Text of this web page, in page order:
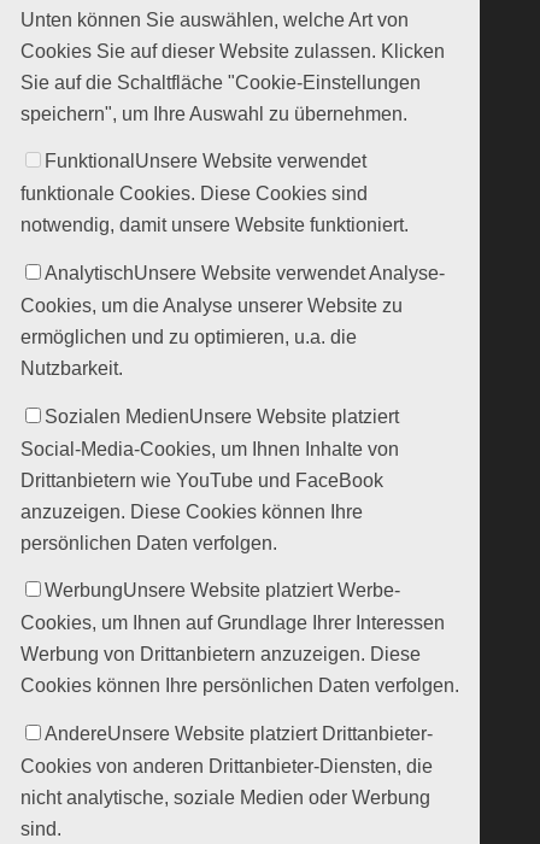
Unten können Sie auswählen, welche Art von
Cookies Sie auf dieser Website zulassen. Klicken
Sie auf die Schaltfläche "Cookie-Einstellungen
speichern", um Ihre Auswahl zu übernehmen.
Funktional Unsere Website verwendet
funktionale Cookies. Diese Cookies sind
notwendig, damit unsere Website funktioniert.
AnalytischUnsere Website verwendet Analyse-
Cookies, um die Analyse unserer Website zu
ermöglichen und zu optimieren, u.a. die
Nutzbarkeit.
Sozialen MedienUnsere Website platziert
Social-Media-Cookies, um Ihnen Inhalte von
Drittanbietern wie YouTube und FaceBook
anzuzeigen. Diese Cookies können Ihre
persönlichen Daten verfolgen.
WerbungUnsere Website platziert Werbe-
Cookies, um Ihnen auf Grundlage Ihrer Interessen
Werbung von Drittanbietern anzuzeigen. Diese
Cookies können Ihre persönlichen Daten verfolgen.
AndereUnsere Website platziert Drittanbieter-
Cookies von anderen Drittanbieter-Diensten, die
nicht analytische, soziale Medien oder Werbung
sind.